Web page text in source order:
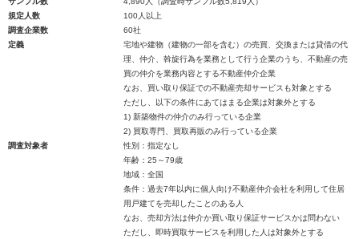
規定人数
100人以上
調査企業数
60社
定義
宅地や建物（建物の一部を含む）の売買、交換または貸借の代
理、仲介、斡旋行為を業務として行う企業のうち、不動産の売
買の仲介を業務内容とする不動産仲介企業
なお、買い取り保証での不動産売却サービスも対象とする
ただし、以下の条件にあてはまる企業は対象外とする
1) 新築物件の仲介のみ行っている企業
2) 買取専門、買取再販のみ行っている企業
調査対象者
性別：指定なし
年齢：25～79歳
地域：全国
条件：過去7年以内に個人向け不動産仲介会社を利用して住居
用戸建てを売却したことのある人
なお、売却方法は仲介か買い取り保証サービスかは問わない
ただし、即時買取サービスを利用した人は対象外とする